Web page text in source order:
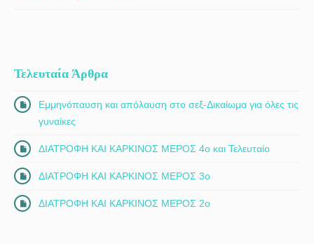
Τελευταία Άρθρα
Εμμηνόπαυση και απόλαυση στο σεξ-Δικαίωμα για όλες τις
γυναίκες
ΔΙΑΤΡΟΦΗ ΚΑΙ ΚΑΡΚΙΝΟΣ ΜΕΡΟΣ 4ο και Τελευταίο
ΔΙΑΤΡΟΦΗ ΚΑΙ ΚΑΡΚΙΝΟΣ ΜΕΡΟΣ 3ο
ΔΙΑΤΡΟΦΗ ΚΑΙ ΚΑΡΚΙΝΟΣ ΜΕΡΟΣ 2ο